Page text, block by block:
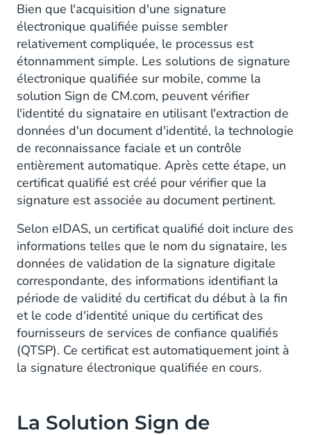
Bien que l'acquisition d'une signature
électronique qualifiée puisse sembler
relativement compliquée, le processus est
étonnamment simple. Les solutions de signature
électronique qualifiée sur mobile, comme la
solution Sign de CM.com, peuvent vérifier
l'identité du signataire en utilisant l'extraction de
données d'un document d'identité, la technologie
de reconnaissance faciale et un contrôle
entièrement automatique. Après cette étape, un
certificat qualifié est créé pour vérifier que la
signature est associée au document pertinent.
Selon eIDAS, un certificat qualifié doit inclure des
informations telles que le nom du signataire, les
données de validation de la signature digitale
correspondante, des informations identifiant la
période de validité du certificat du début à la fin
et le code d'identité unique du certificat des
fournisseurs de services de confiance qualifiés
(QTSP). Ce certificat est automatiquement joint à
la signature électronique qualifiée en cours.
La Solution Sign de